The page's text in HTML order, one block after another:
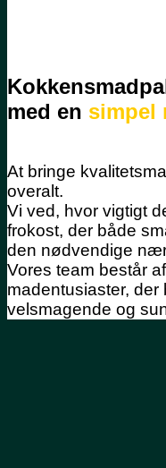
med en simpel
At bringe
overalt.
Vi ved, hvor vigtigt
frokost, der både
den nødvendige
Vores team består
madentusiaster,
velsmagende og